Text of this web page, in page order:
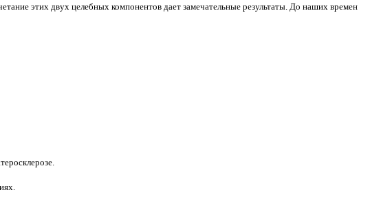
этих двух целебных компонентов дает замечательные результаты. До наших времен